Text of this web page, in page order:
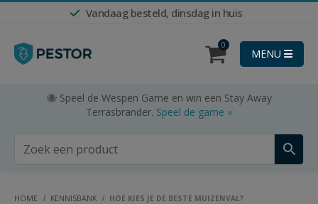
Vandaag besteld, dinsdag in huis
0
MENU
🐝 Speel de Wespen Game en win een Stay Away
Terrasbrander. Speel de game »
HOME KENNISBANK HOE KIES JE DE BESTE MUIZENVAL?
Shop nu